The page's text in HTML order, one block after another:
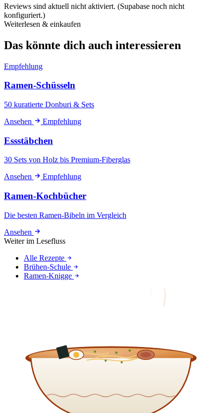
Reviews sind aktuell nicht aktiviert. (Supabase noch nicht
konfiguriert.)
Weiterlesen & einkaufen
Das könnte dich auch interessieren
Empfehlung
Ramen-Schüsseln
50 kuratierte Donburi & Sets
Ansehen
Empfehlung
Essstäbchen
30 Sets von Holz bis Premium-Fiberglas
Ansehen
Empfehlung
Ramen-Kochbücher
Die besten Ramen-Bibeln im Vergleich
Ansehen
Weiter im Lesefluss
Alle Rezepte
Brühen-Schule
Ramen-Knigge